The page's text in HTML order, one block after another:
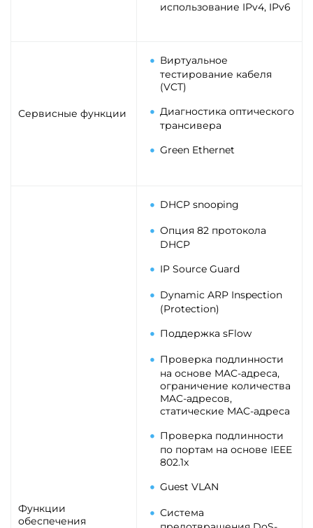
использование IPv4, IPv6
Сервисные функции
Виртуальное
тестирование кабеля
(VCT)
Диагностика оптического
трансивера
Green Ethernet
Функции
обеспечения
DHCP snooping
Опция 82 протокола
DHCP
IP Source Guard
Dynamic ARP Inspection
(Protection)
Поддержка sFlow
Проверка подлинности
на основе MAC-адреса,
ограничение количества
MAC-адресов,
статические MAC-адреса
Проверка подлинности
по портам на основе IEEE
802.1x
Guest VLAN
Система